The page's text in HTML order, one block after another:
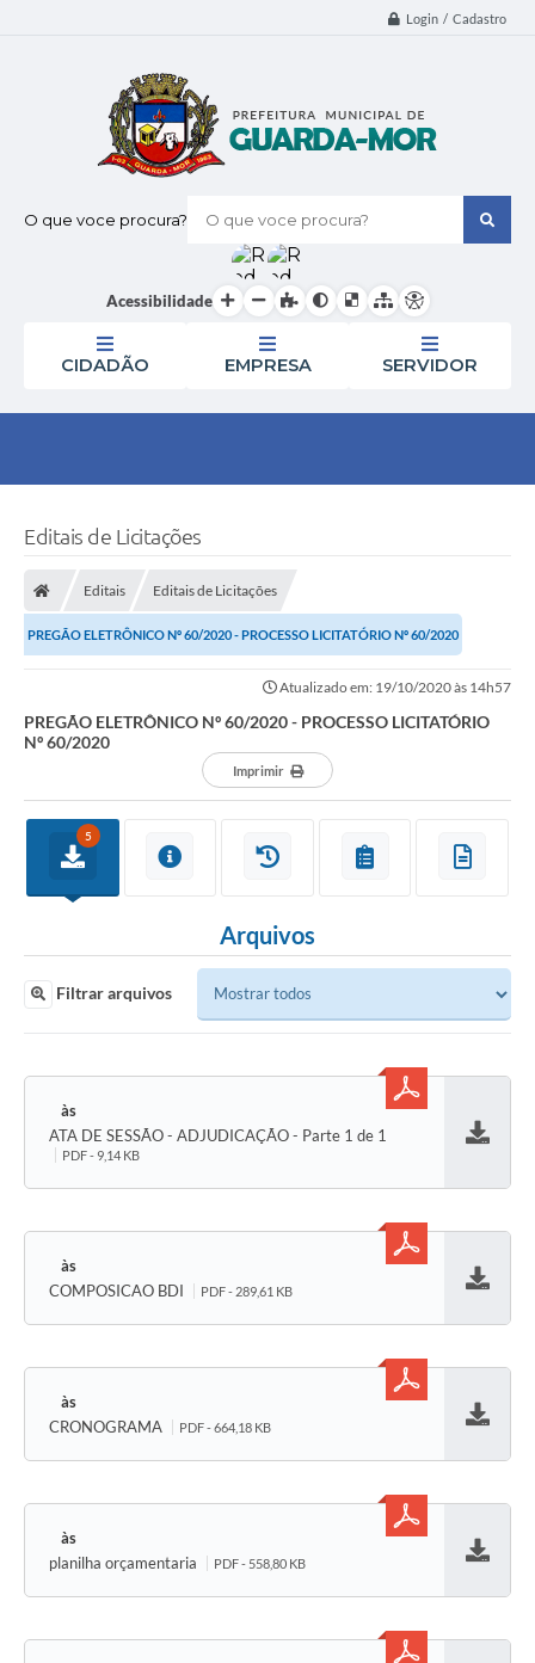
Login / Cadastro
O que voce procura?
Acessibilidade
CIDADÃO EMPRESA SERVIDOR
Editais de Licitações
Editais Editais de Licitações
PREGÃO ELETRÔNICO Nº 60/2020 - PROCESSO LICITATÓRIO Nº 60/2020
Atualizado em: 19/10/2020 às 14h57
PREGÃO ELETRÔNICO Nº 60/2020 - PROCESSO LICITATÓRIO
Nº 60/2020
Imprimir
5
Arquivos
Filtrar arquivos
ATA DE SESSÃO - ADJUDICAÇÃO - Parte 1 de 1
PDF - 9,14 KB
COMPOSICAO BDI PDF - 289,61 KB
CRONOGRAMA PDF - 664,18 KB
planilha orçamentaria PDF - 558,80 KB